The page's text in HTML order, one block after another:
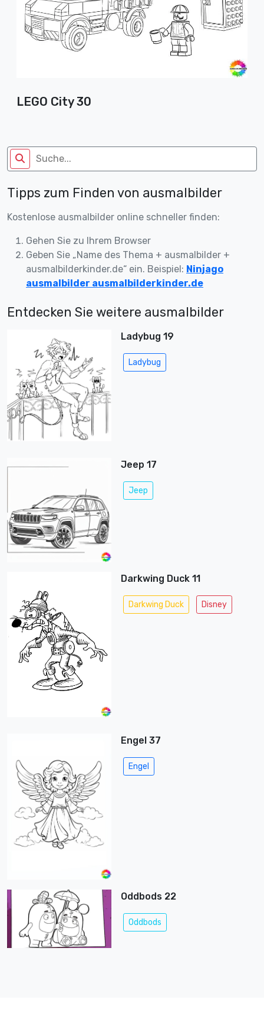
LEGO City 30
Tipps zum Finden von ausmalbilder
Kostenlose ausmalbilder online schneller finden:
Gehen Sie zu Ihrem Browser
Geben Sie „Name des Thema + ausmalbilder +
ausmalbilderkinder.de“ ein. Beispiel: Ninjago
ausmalbilder ausmalbilderkinder.de
Entdecken Sie weitere ausmalbilder
Ladybug 19
Ladybug
Jeep 17
Jeep
Darkwing Duck 11
Darkwing Duck Disney
Engel 37
Engel
Oddbods 22
Oddbods